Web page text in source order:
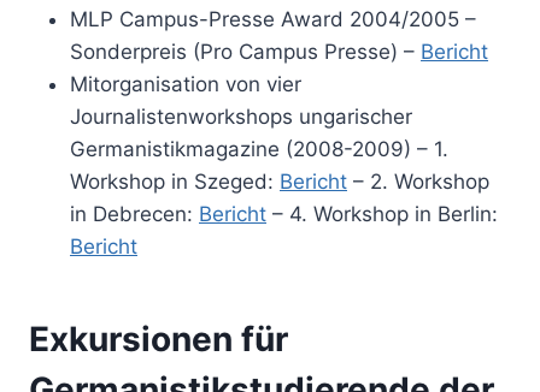
MLP Campus-Presse Award 2004/2005 –
Sonderpreis (Pro Campus Presse) – Bericht
Mitorganisation von vier
Journalistenworkshops ungarischer
Germanistikmagazine (2008-2009) – 1.
Workshop in Szeged: Bericht – 2. Workshop
in Debrecen: Bericht – 4. Workshop in Berlin:
Bericht
Exkursionen für